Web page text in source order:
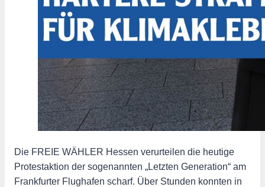
Die FREIE WÄHLER Hessen verurteilen die heutige
Protestaktion der sogenannten „Letzten Generation“ am
Frankfurter Flughafen scharf. Über Stunden konnten in